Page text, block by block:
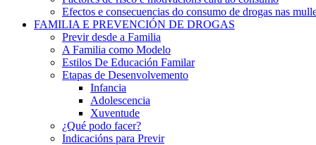
Efectos e consecuencias do consumo de drogas nas
FAMILIA E PREVENCIÓN DE DROGAS
Previr desde a Familia
A Familia como Modelo
Estilos De Educación Familar
Etapas de Desenvolvemento
Infancia
Adolescencia
Xuventude
¿Qué podo facer?
Indicacións para Previr